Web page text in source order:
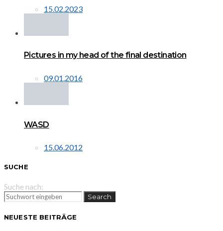
15.02.2023
Pictures in my head of the final destination
09.01.2016
WASD
15.06.2012
SUCHE
Suche nach:
Search
NEUESTE BEITRÄGE